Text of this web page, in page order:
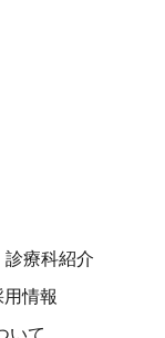
診療科紹介
用情報